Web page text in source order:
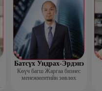
Батсүх Ундрах-Эрдэнэ
Көүч багш Жаргаа бизнес
менежментийн зөвлөх